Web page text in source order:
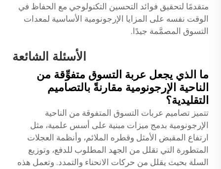
متقدمًا لتحقيق فوائد التحسين التكنولوجي مع الحفاظ في
الوقت نفسه على المزايا الإرجونومية الأساسية لمعدات
التسوق المصمَّمة جيدًا.
الأسئلة الشائعة
ما الذي يجعل عربة التسوق متفوِّقة من
الناحية الإرجونومية مقارنةً بالتصاميم
التقليدية؟
تتميز تصاميم عربات التسوق المتفوقة من الناحية
الإرجونومية بدمج ميزات مبنية على أسس علمية، مثل
ارتفاع المقبض الأمثل وقطره الملائم، وأنظمة العجلات
المتطورة التي تقلل من الجهد المطلوب للدفع، وتوزيع
السلة بحيث يقلل من حركات الانحناء والتمدد. وتعمل هذه